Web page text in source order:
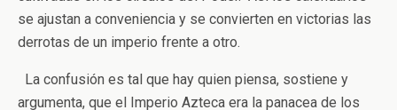
se ajustan a conveniencia y se convierten en victorias las
derrotas de un imperio frente a otro.
La confusión es tal que hay quien piensa, sostiene y
argumenta, que el Imperio Azteca era la panacea de los